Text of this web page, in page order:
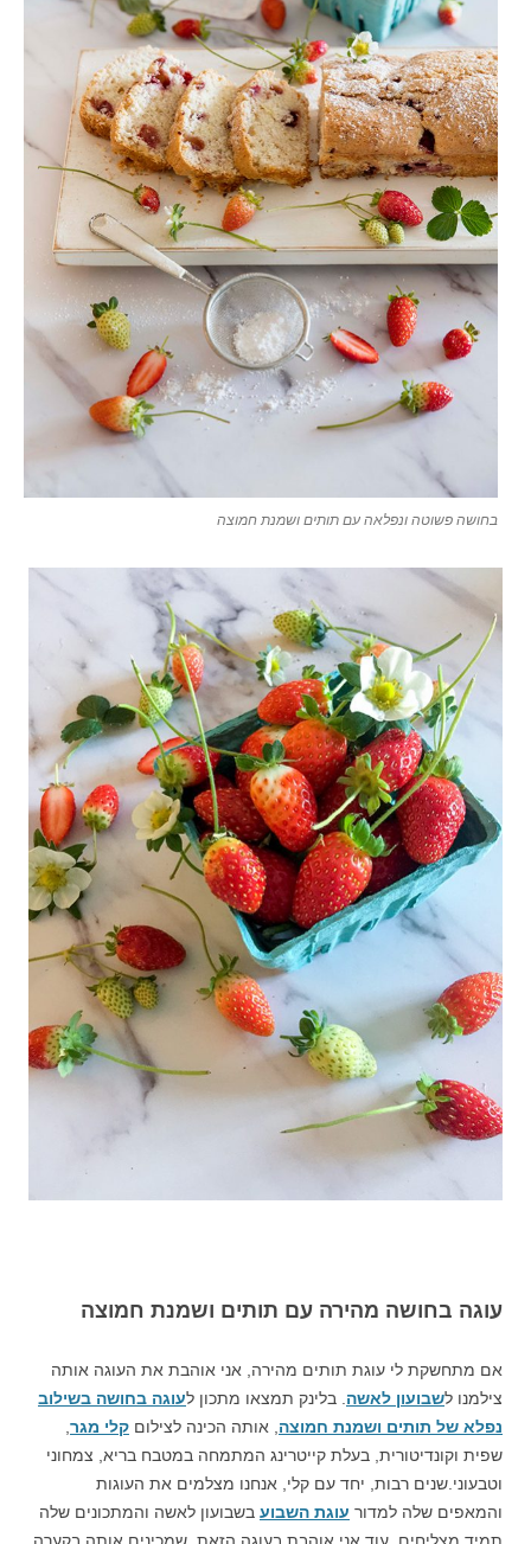
בחושה פשוטה ונפלאה עם תותים ושמנת חמוצה
עוגה בחושה מהירה עם תותים ושמנת חמוצה
אם מתחשקת לי עוגת תותים מהירה, אני אוהבת את העוגה אותה
צילמנו לשבועון לאשה . בלינק תמצאו מתכון לעוגה בחושה בשילוב
נפלא של תותים ושמנת חמוצה , אותה הכינה לצילום קלי מגר
שפית וקונדיטורית, בעלת קייטרינג המתמחה במטבח בריא, צמחוני
וטבעוני.שנים רבות, יחד עם קלי, אנחנו מצלמים את העוגות
והמאפים שלה למדור עוגת השבוע בשבועון לאשה והמתכונים שלה
תמיד מצליחים. עוד אני אוהבת בעוגה הזאת, שמכינים אותה בקערה